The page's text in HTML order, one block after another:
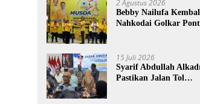
2 Agustus 2026
Bebby Nailufa
Nahkodai Golkar
15 Juli 2026
Syarif Abdullah
Pastikan Jalan Tol